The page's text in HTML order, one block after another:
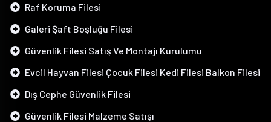
Raf Koruma Filesi
Galeri Şaft Boşluğu Filesi
Güvenlik Filesi Satış Ve Montajı Kurulumu
Evcil Hayvan Filesi Çocuk Filesi Kedi Filesi Balkon Filesi
Dış Cephe Güvenlik Filesi
Güvenlik Filesi Malzeme Satışı